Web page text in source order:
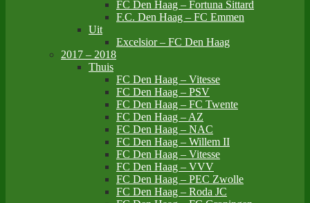
FC Den Haag – Fortuna Sittard
F.C. Den Haag – FC Emmen
Uit
Excelsior – FC Den Haag
2017 – 2018
Thuis
FC Den Haag – Vitesse
FC Den Haag – PSV
FC Den Haag – FC Twente
FC Den Haag – AZ
FC Den Haag – NAC
FC Den Haag – Willem II
FC Den Haag – Vitesse
FC Den Haag – VVV
FC Den Haag – PEC Zwolle
FC Den Haag – Roda JC